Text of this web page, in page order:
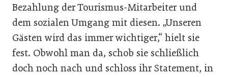
Bezahlung der Tourismus-Mitarbeiter und
dem sozialen Umgang mit diesen. „Unseren
Gästen wird das immer wichtiger,“ hielt sie
fest. Obwohl man da, schob sie schließlich
doch noch nach und schloss ihr Statement, in